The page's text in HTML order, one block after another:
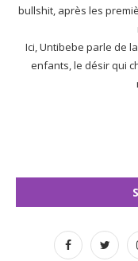
bullshit, après les
Ici, Untibebe parle de
enfants, le désir qui